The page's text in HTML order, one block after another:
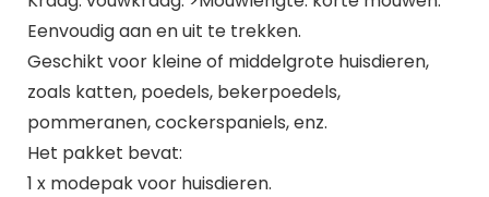
Eenvoudig aan en uit te trekken.
Geschikt voor kleine of middelgrote huisdieren,
zoals katten, poedels, bekerpoedels,
pommeranen, cockerspaniels, enz.
Het pakket bevat:
1 x modepak voor huisdieren.